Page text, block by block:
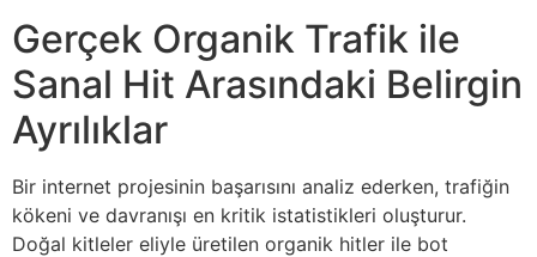
Gerçek Organik Trafik ile
Sanal Hit Arasındaki Belirgin
Ayrılıklar
Bir internet projesinin başarısını analiz ederken, trafiğin
kökeni ve davranışı en kritik istatistikleri oluşturur.
Doğal kitleler eliyle üretilen organik hitler ile bot